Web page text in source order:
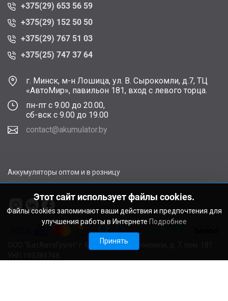
+375(29) 653 56 59
+375(29) 152 50 50
+375(29) 767 51 03
+375(25) 747 37 64
г. Минск, м-н Лошица, ул. В. Сырокомли, д.7, ТЦ
«АвтоМир», павильон 181, вход с левого торца.
пн-пт с 9.00 до 20.00,
сб-вск с 9.00 до 19.00
contact@akumulator.by
Аккумуляторы оптом и в розницу
ООО "БатАвтоГрупп" г. Минск, ул. В. Сырокомли, д. 7, пом. 181
Этот сайт использует файлы cookies.
Файлы cookies запоминают ваши действия и предпочтения для
улучшения работы в Интернете Подробнее
Принять